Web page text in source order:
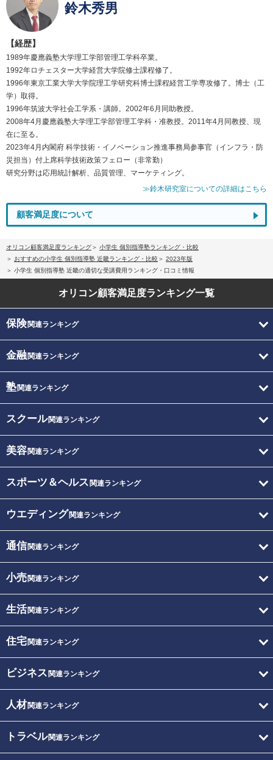
鈴木秀男
【経歴】
1989年慶應義塾大学理工学部管理工学科卒業。
1992年ロチェスター大学経営大学院修士課程修了。
1996年東京工業大学大学院理工学研究科博士課程経営工学専攻修了。博士（工
学）取得。
1996年筑波大学社会工学系・講師。2002年6月同助教授。
2008年4月慶應義塾大学理工学部管理工学科・准教授。2011年4月同教授、現
在に至る。
2023年4月内閣府 科学技術・イノベーション推進事務局参事官（インフラ・防
災担当）付上席科学技術政策フェロー（非常勤）
研究分野は応用統計解析、品質管理、マーケティング。
≫鈴木研究室についての詳細はこちら
顧客満足度について
オリコン顧客満足度ランキング
小学生 個別指導塾ランキング・比較
おすすめの小学生 個別指導塾 近畿ランキング・比較
2023年版
小学生 個別指導塾 近畿の適切な受講費用ランキング・口コミ情報
オリコン顧客満足度ランキング一覧
保険関連ランキング
金融関連ランキング
塾関連ランキング
スクール関連ランキング
美容関連ランキング
スポーツ＆ヘルス 関連ランキング
ウエディング関連ランキング
通信関連ランキング
小売関連ランキング
生活関連ランキング
住宅関連ランキング
ビジネス 関連ランキング
人材関連ランキング
トラベル関連ランキング